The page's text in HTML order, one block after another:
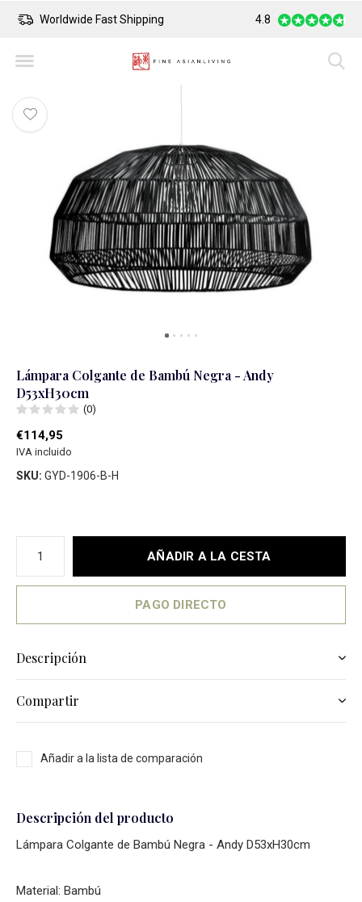
Worldwide Fast Shipping Safe Payment
4.8
Lámpara Colgante de Bambú Negra - Andy
D53xH30cm
(0)
€114,95
IVA incluido
SKU: GYD-1906-B-H
AÑADIR A LA CESTA
PAGO DIRECTO
Descripción
Compartir
Añadir a la lista de comparación
Descripción del producto
Lámpara Colgante de Bambú Negra - Andy D53xH30cm
Material: Bambú